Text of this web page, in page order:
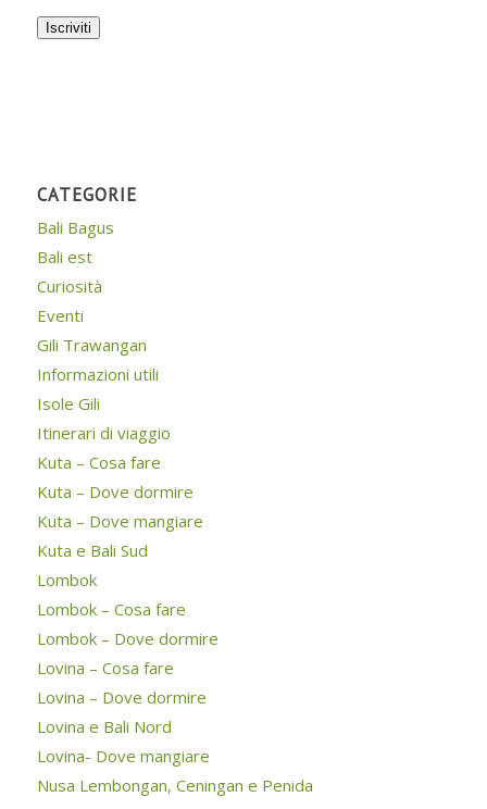
mail
Iscriviti
CATEGORIE
Bali Bagus
Bali est
Curiosità
Eventi
Gili Trawangan
Informazioni utili
Isole Gili
Itinerari di viaggio
Kuta – Cosa fare
Kuta – Dove dormire
Kuta – Dove mangiare
Kuta e Bali Sud
Lombok
Lombok – Cosa fare
Lombok – Dove dormire
Lovina – Cosa fare
Lovina – Dove dormire
Lovina e Bali Nord
Lovina- Dove mangiare
Nusa Lembongan, Ceningan e Penida